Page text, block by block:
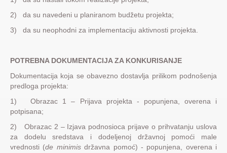
2) da su navedeni u planiranom budžetu projekta;
3) da su neophodni za implementaciju aktivnosti projekta.
POTREBNA DOKUMENTACIJA ZA KONKURISANJE
Dokumentacija koja se obavezno dostavlja prilikom podnošenja
predloga projekta:
1) Obrazac 1 – Prijava projekta - popunjena, overena i
potpisana;
2) Obrazac 2 – Izjava podnosioca prijave o prihvatanju uslova
za dodelu sredstava i dodeljenoj državnoj pomoći male
vrednosti (de minimisdržavna pomoć) - popunjena, overena i